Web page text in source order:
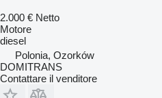
2.000 € Netto
Motore
diesel
Polonia, Ozorków
DOMITRANS
Contattare il venditore